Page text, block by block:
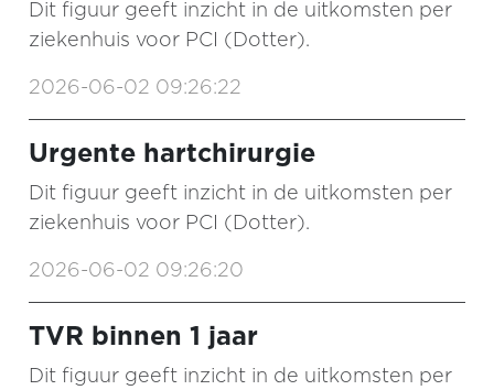
Dit figuur geeft inzicht in de uitkomsten per
ziekenhuis voor PCI (Dotter).
2026-06-02 09:26:22
Urgente hartchirurgie
Dit figuur geeft inzicht in de uitkomsten per
ziekenhuis voor PCI (Dotter).
2026-06-02 09:26:20
TVR binnen 1 jaar
Dit figuur geeft inzicht in de uitkomsten per